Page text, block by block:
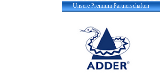
Unsere Premium Partnerschaften